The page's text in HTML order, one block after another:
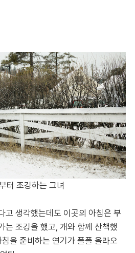
터 조깅하는 그녀
고 생각했는데도 이곳의 아침은 부
는 조깅을 했고, 개와 함께 산책했
을 준비하는 연기가 폴폴 올라오